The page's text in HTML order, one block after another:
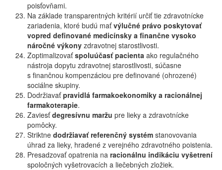
poisťovňami.
Na základe transparentných kritérií určiť tie zdravotnícke
zariadenia, ktoré budú maťvýlučné právo poskytovať
vopred definované medicínsky a finančne vysoko
náročné výkony zdravotnej starostlivosti.
Zoptimalizovaťspoluúčasť pacienta ako regulačného
nástroja dopytu zdravotnej starostlivosti, súčasne
s finančnou kompenzáciou pre definované (ohrozené)
sociálne skupiny.
Dodržiavaťpravidlá farmakoekonomiky a racionálnej
farmakoterapie.
Zaviesťdegresívnu maržu pre lieky a zdravotnícke
pomôcky.
Striktne dodržiavať referenčný systém stanovovania
úhrad za lieky, hradené z verejného zdravotného poistenia.
Presadzovať opatrenia na racionálnu indikáciu vyšetrení
spoločných vyšetrovacích a liečebných zložiek.